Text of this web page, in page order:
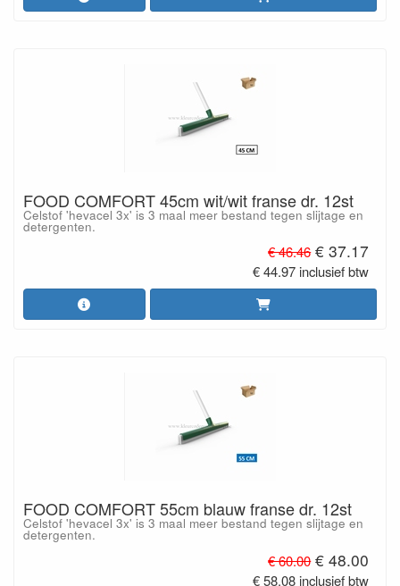
FOOD COMFORT 45cm wit/wit franse dr. 12st
Celstof 'hevacel 3x' is 3 maal meer bestand tegen slijtage en
detergenten.
€ 46.46 € 37.17
€ 44.97 inclusief btw
FOOD COMFORT 55cm blauw franse dr. 12st
Celstof 'hevacel 3x' is 3 maal meer bestand tegen slijtage en
detergenten.
€ 60.00 € 48.00
€ 58.08 inclusief btw